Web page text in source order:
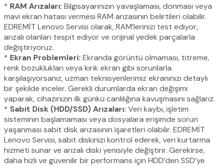
* RAM Arızaları: Bilgisayarınızın yavaşlaması, donması veya
mavi ekran hatası vermesi RAM arızasının belirtileri olabilir.
EDREMİT Lenovo Servisi olarak, RAM’lerinizi test ediyor,
arızalı olanları tespit ediyor ve orijinal yedek parçalarla
değiştiriyoruz.
* Ekran Problemleri: Ekranda görüntü olmaması, titreme,
renk bozuklukları veya kırık ekran gibi sorunlarla
karşılaşıyorsanız, uzman teknisyenlerimiz ekranınızı detaylı
bir şekilde inceler. Gerekli durumlarda ekran değişimi
yaparak, cihazınızın ilk günkü canlılığına kavuşmasını sağlarız.
* Sabit Disk (HDD/SSD) Arızaları: Veri kaybı, işletim
sisteminin başlamaması veya dosyalara erişimde sorun
yaşanması sabit disk arızasının işaretleri olabilir. EDREMİT
Lenovo Servisi, sabit diskinizi kontrol ederek, veri kurtarma
hizmeti sunar ve arızalı diski yenisiyle değiştirir. Gerekirse,
daha hızlı ve güvenilir bir performans için HDD’den SSD’ye